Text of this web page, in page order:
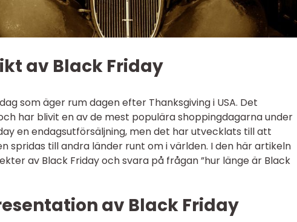
av Black Friday
som äger rum dagen efter Thanksgiving i USA. Det
har blivit en av de mest populära shoppingdagarna under
en endagsutförsäljning, men det har utvecklats till att
spridas till andra länder runt om i världen. I den här artikeln
av Black Friday och svara på frågan ”hur länge är Black
av Black Friday